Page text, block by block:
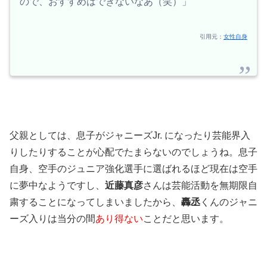
引用元： 女性自身
父親としては、息子がジャニーズJr. になったり芸能界入
りしたりすることが心配でたまらないのでしょうね。息子
自身、空手のジュニア強化選手に選ばれるほど現在は空手
に夢中なようですし、 近藤真彦さんは芸能活動を無期限自
粛することになってしまいましたから、 轟丞くんのジャニ
ーズ入りは当分の間あり得ないことだと思います。